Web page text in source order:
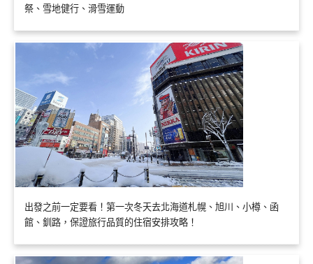
祭、雪地健行、滑雪運動
出發之前一定要看！第一次冬天去北海道札幌、旭川、小樽、函
館、釧路，保證旅行品質的住宿安排攻略！